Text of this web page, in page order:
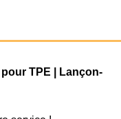
TPE | Lançon-